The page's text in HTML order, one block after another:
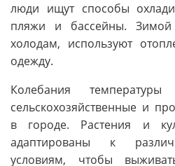
люди ищут способы
пляжи и бассейны.
холодам, используют
одежду.
Колебания
сельскохозяйственные и
в городе. Растения и
адаптированы к
условиям, чтобы